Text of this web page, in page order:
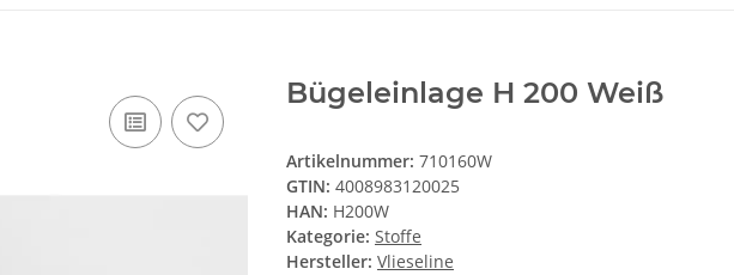
Bügeleinlage H 200 Weiß
Artikelnummer: 710160W
GTIN: 4008983120025
HAN: H200W
Kategorie: Stoffe
Hersteller: Vlieseline